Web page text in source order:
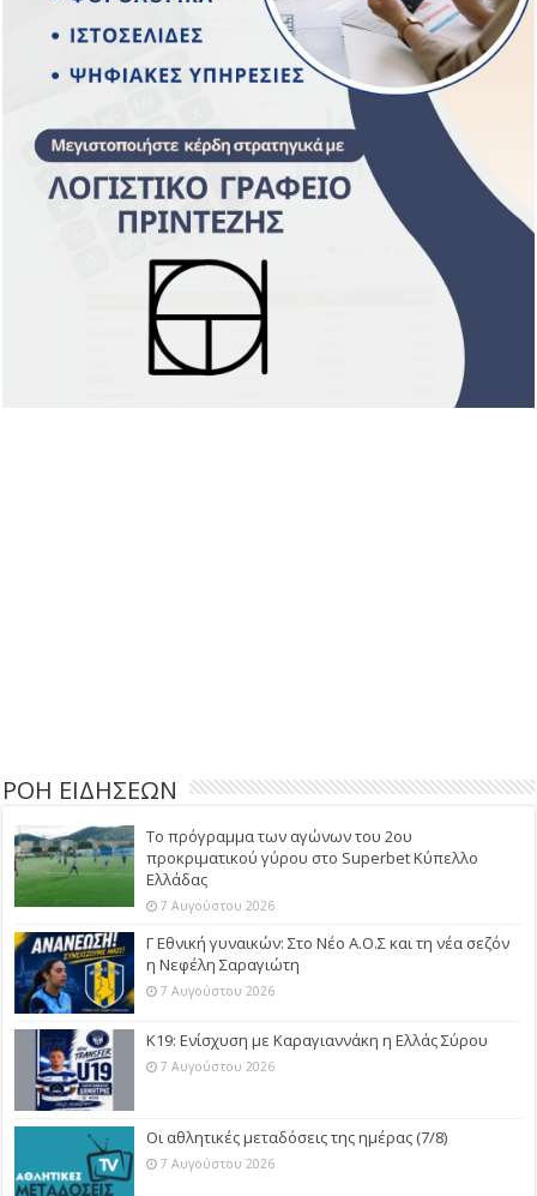
ΡΟΗ ΕΙΔΗΣΕΩΝ
Το πρόγραμμα των αγώνων του 2ου
προκριματικού γύρου στο Superbet Κύπελλο
Ελλάδας
7 Αυγούστου 2026
Γ Εθνική γυναικών: Στο Νέο Α.Ο.Σ και τη νέα σεζόν
η Νεφέλη Σαραγιώτη
7 Αυγούστου 2026
Κ19: Ενίσχυση με Καραγιαννάκη η Ελλάς Σύρου
7 Αυγούστου 2026
Οι αθλητικές μεταδόσεις της ημέρας (7/8)
7 Αυγούστου 2026